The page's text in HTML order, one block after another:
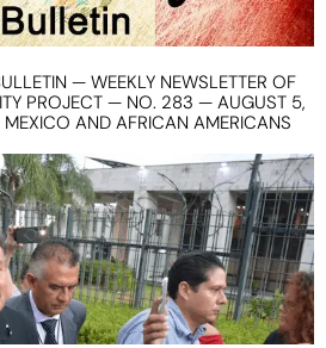
— WEEKLY NEWSLETTER OF
PROJECT — NO. 283 — AUGUST 5,
AND AFRICAN AMERICANS